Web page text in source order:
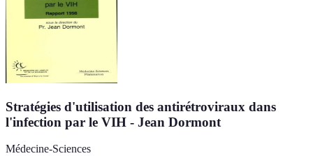
Stratégies d'utilisation des antirétroviraux dans
l'infection par le VIH - Jean Dormont
Médecine-Sciences